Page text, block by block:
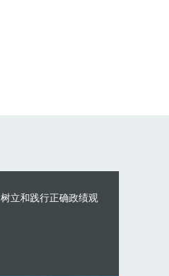
树立和践行正确政绩观